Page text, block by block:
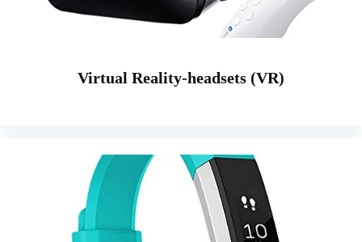
Virtual Reality-headsets (VR)